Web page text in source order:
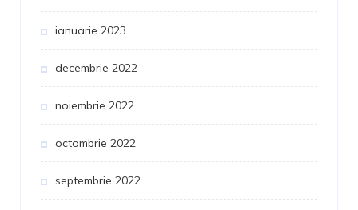
ianuarie 2023
decembrie 2022
noiembrie 2022
octombrie 2022
septembrie 2022